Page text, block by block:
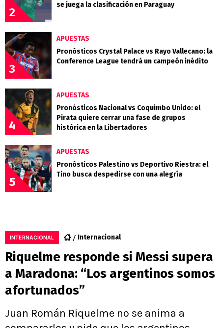
2
se juega la clasificación en Paraguay
3
APUESTAS
Pronósticos Crystal Palace vs Rayo Vallecano: la
Conference League tendrá un campeón inédito
4
APUESTAS
Pronósticos Nacional vs Coquimbo Unido: el
Pirata quiere cerrar una fase de grupos
histórica en la Libertadores
5
APUESTAS
Pronósticos Palestino vs Deportivo Riestra: el
Tino busca despedirse con una alegría
INTERNACIONAL Internacional
Riquelme responde si Messi supera
a Maradona: “Los argentinos somos
afortunados”
Juan Román Riquelme no se anima a